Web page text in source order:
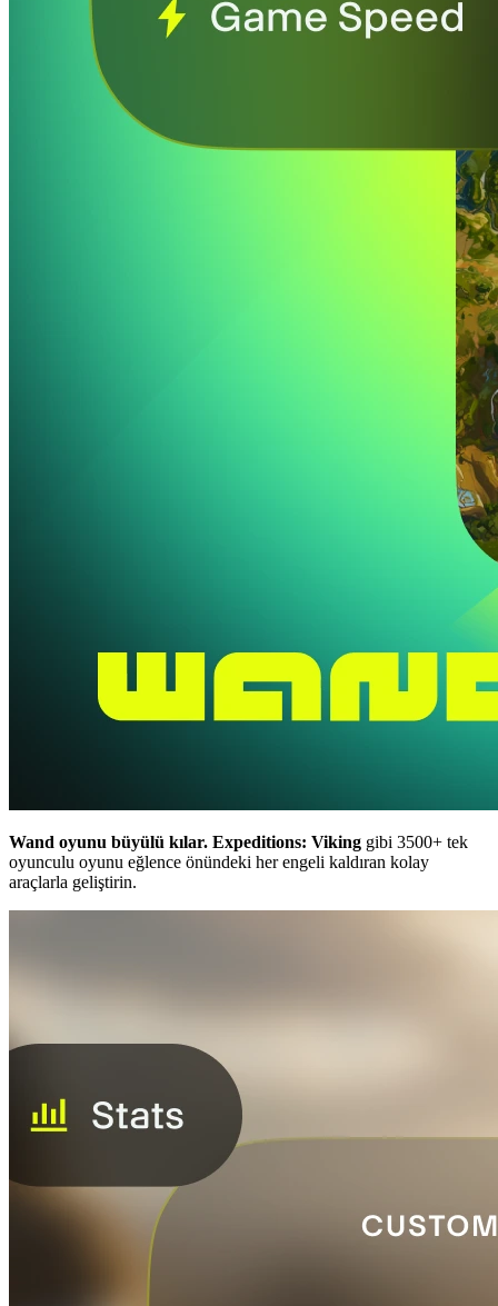
Wand oyunu büyülü kılar. Expeditions: Viking gibi 3500+ tek
oyunculu oyunu eğlence önündeki her engeli kaldıran kolay
araçlarla geliştirin.